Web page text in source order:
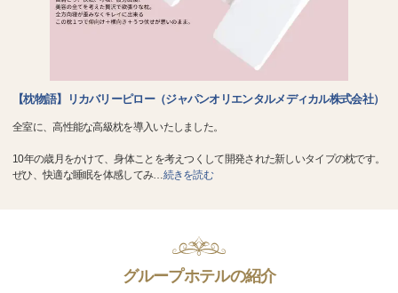
【枕物語】リカバリーピロー（ジャパンオリエンタルメディカル株式会社）
全室に、高性能な高級枕を導入いたしました。
10年の歳月をかけて、身体ことを考えつくして開発された新しいタイプの枕です。
ぜひ、快適な睡眠を体感してみ…続きを読む
グループホテルの紹介